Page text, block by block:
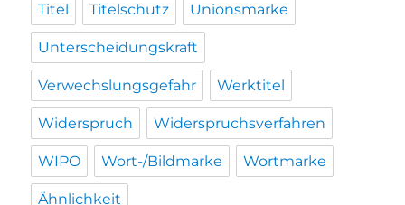
Titel Titelschutz Unionsmarke
Unterscheidungskraft
Verwechslungsgefahr Werktitel
Widerspruch Widerspruchsverfahren
WIPO Wort-/Bildmarke Wortmarke
Ähnlichkeit